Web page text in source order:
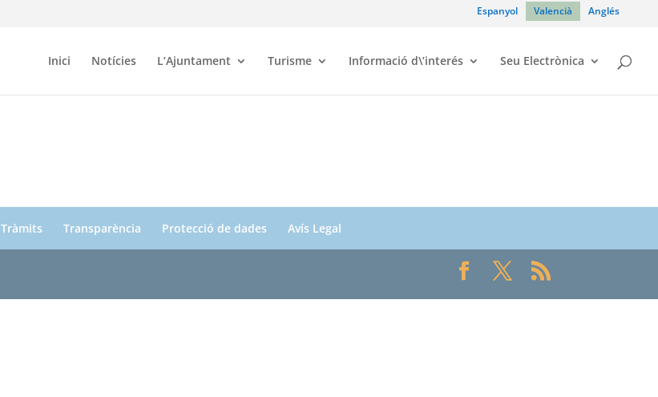
Espanyol Valencià Anglés
Inici Notícies L’Ajuntament Turisme Informació d\’interés Seu Electrònica
Tràmits Transparència Protecció de dades Avís Legal